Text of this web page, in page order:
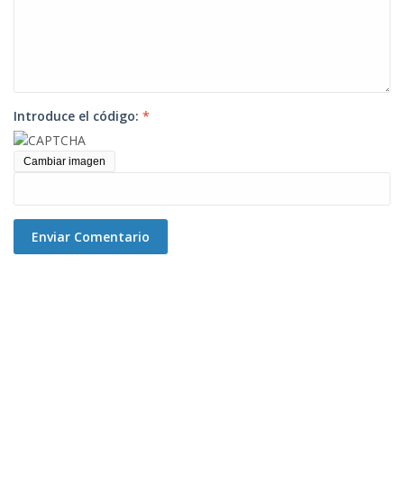
Introduce el código: *
Cambiar imagen
Enviar Comentario